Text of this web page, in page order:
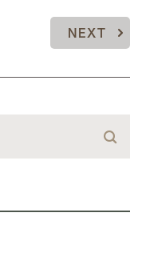
NEXT